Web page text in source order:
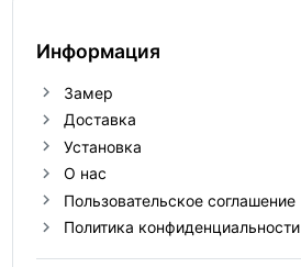
Информация
Замер
Доставка
Установка
О нас
Пользовательское соглашение
Политика конфиденциальности